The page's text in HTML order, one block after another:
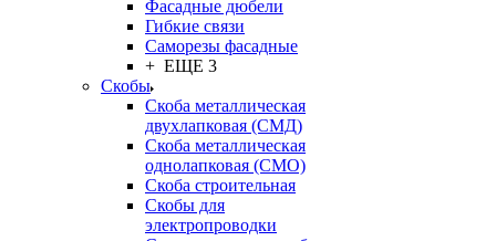
Фасадные дюбели
Гибкие связи
Саморезы фасадные
+ ЕЩЕ 3
Скобы
Скоба металлическая
двухлапковая (СМД)
Скоба металлическая
однолапковая (СМО)
Скоба строительная
Скобы для
электропроводки